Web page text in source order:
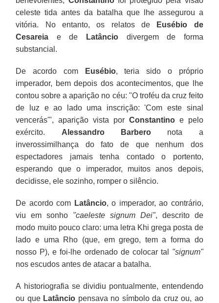
celeste tida antes da batalha que lhe assegurou a
vitória. No entanto, os relatos de
Eusébio de
Cesareia e de Latâncio divergem de forma
substancial.
De acordo com Eusébio, teria sido o próprio
imperador, bem depois dos acontecimentos, que lhe
contou sobre a aparição no céu: "O troféu da cruz feito
de luz e ao lado uma inscrição: 'Com este sinal
vencerás'", aparição vista por Constantinoe pelo
exército. Alessandro Barbero nota a
inverossimilhança do fato de que nenhum dos
espectadores jamais tenha contado o portento,
esperando que o imperador, muitos anos depois,
decidisse, ele sozinho, romper o silêncio.
De acordo com Latâncio, o imperador, ao contrário,
viu em sonho "caeleste signum Dei", descrito de
modo muito pouco claro: uma letra Khi grega posta de
lado e uma Rho (que, em grego, tem a forma do
nosso P), e foi-lhe ordenado de colocar tal "signum"
nos escudos antes de atacar a batalha.
A historiografia se dividiu pontualmente, entendendo
ou que Latâncio pensava no símbolo da cruz ou, ao